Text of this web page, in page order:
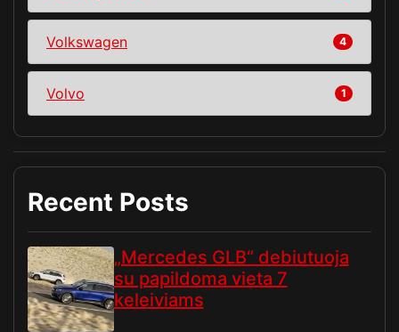
Volkswagen 4
Volvo 1
Recent Posts
„Mercedes GLB“ debiutuoja
su papildoma vieta 7
keleiviams